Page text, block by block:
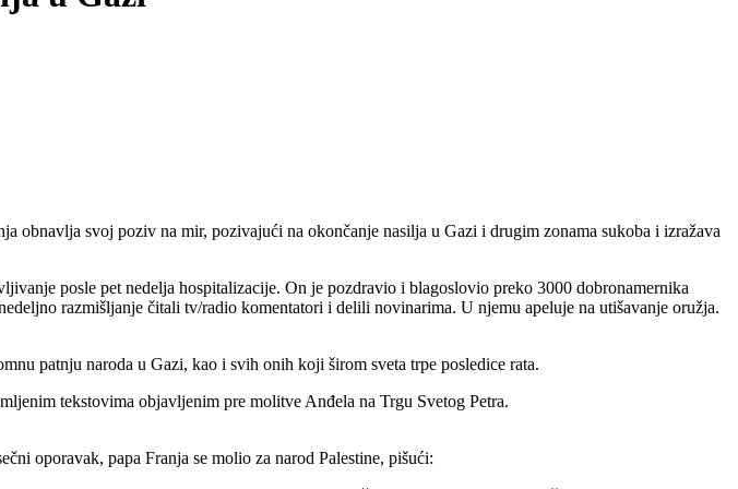
obnavlja svoj poziv na mir, pozivajući na okončanje nasilja u Gazi i drugim zonama sukoba i izražava
posle pet nedelja hospitalizacije. On je pozdravio i blagoslovio preko 3000 dobronamernika
razmišljanje čitali tv/radio komentatori i delili novinarima. U njemu apeluje na utišavanje oružja.
patnju naroda u Gazi, kao i svih onih koji širom sveta trpe posledice rata.
tekstovima objavljenim pre molitve Anđela na Trgu Svetog Petra.
oporavak, papa Franja se molio za narod Palestine, pišući: